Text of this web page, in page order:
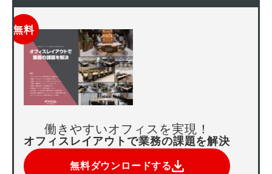
無料
働きやすいオフィスを実現！
オフィスレイアウトで業務の課題を解決
無料ダウンロードする